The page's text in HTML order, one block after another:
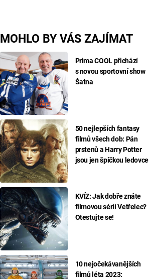
MOHLO BY VÁS ZAJÍMAT
Prima COOL přichází
s novou sportovní show
Šatna
50 nejlepších fantasy
filmů všech dob: Pán
prstenů a Harry Potter
jsou jen špičkou ledovce
KVÍZ: Jak dobře znáte
filmovou sérii Vetřelec?
Otestujte se!
10 nejočekávanějších
filmů léta 2023: